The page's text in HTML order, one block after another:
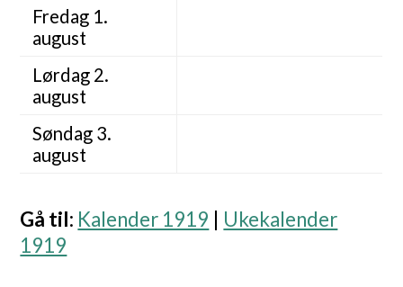
Fredag 1.
august
Lørdag 2.
august
Søndag 3.
august
Gå til: Kalender 1919
Ukekalender
1919